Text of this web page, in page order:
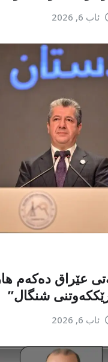
ئاب 6, 2026
عێراق دەكەم
شنگال”
ئاب 6, 2026